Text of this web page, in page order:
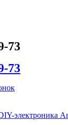
73
73